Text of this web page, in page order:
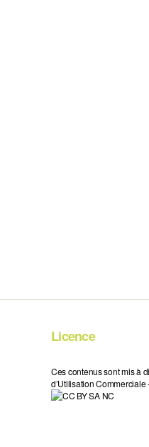
Licence
Ces contenus sont mis à
d’Utilisation